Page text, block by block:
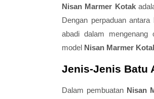
Nisan Marmer Kotak
Dengan perpaduan
abadi dalam mengenang
model Nisan Marmer
Jenis-Jenis Batu
Dalam pembuatan Nisan